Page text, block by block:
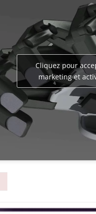
Cliquez pour
marketing et